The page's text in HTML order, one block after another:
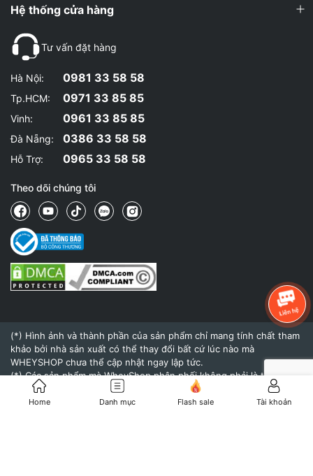
Hệ thống cửa hàng
Tư vấn đặt hàng
Hà Nội: 0981 33 58 58
Tp.HCM: 0971 33 85 85
Vinh: 0961 33 85 85
Đà Nẵng: 0386 33 58 58
Hỗ Trợ: 0965 33 58 58
Theo dõi chúng tôi
(*) Hình ảnh và thành phần của sản phẩm chỉ mang tính chất tham
khảo bởi nhà sản xuất có thể thay đổi bất cứ lúc nào mà
WHEYSHOP chưa thể cập nhật ngay lập tức.
(*) Các sản phẩm mà WheyShop phân phối không phải là thuốc và
không có tác dụng thay thế thuốc chữa bệnh.
(*) Hiệu quả của sản phẩm khi sử dụng còn tùy thuộc vào cơ địa,
Home Danh mục Flash sale Tài khoản